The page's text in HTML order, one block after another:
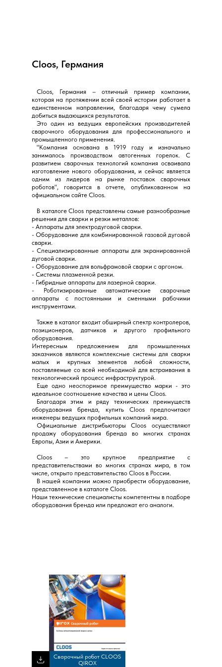
⠀Cloos, Германия – отличный пример компании,
которая на протяжении всей своей истории работает в
единственном направлении, благодаря чему сумела
добиться выдающихся результатов.
⠀Это один из ведущих европейских производителей
сварочного оборудования для профессионального и
промышленного применения.
⠀"Компания основана в 1919 году и изначально
занималось производством автогенных горелок. С
развитием сварочных технологий компания осваивала
изготовление нового оборудования, и сейчас является
одним из лидеров на рынке поставок сварочных
роботов", говорится в отчете, опубликованном на
официальном сайте Cloos.
⠀В каталоге Cloos представлены самые разнообразные
решения для сварки и резки металлов:
- Аппараты для электродуговой сварки.
- Оборудование для комбинированной газовой дуговой
сварки.
- Специализированные аппараты для экранированной
дуговой сварки.
- Оборудование для вольфрамовой сварки с аргоном.
- Системы плазменной резки.
- Гибридные аппараты для лазерной сварки.
- Роботизированные автоматические сварочные
аппараты с постоянными и сменными рабочими
инструментами.
⠀Также в каталог входит обширный спектр контролеров,
позиционеров, датчиков и другого профильного
оборудования.
Интересным предложением для промышленных
заказчиков являются комплексные системы для сварки
малых и крупных элементов любой сложности,
поставляемые со всей необходимой для встраивания в
технологический процесс инфраструктурой.
⠀Еще одно неоспоримое преимущество марки - это
идеальное соотношение качества и цены Cloos.
⠀Благодаря этим и ряду технических преимуществ
оборудования бренда, купить Cloos предпочитают
инженеры ведущих профильных компаний мира.
⠀Официальные дистрибьюторы Cloos осуществляют
продажу оборудования бренда во многих странах
Европы, Азии и Америки.
⠀Cloos – это крупное предприятие с
представительствами во многих странах мира, в том
числе, открыто представительство Cloos в России.
⠀В нашей компании можно приобрести оборудование,
представленное в каталоге Cloos.
Наши технические специалисты компетентны в подборе
оборудования бренда или предложат его аналоги.
Cloos, Германия
Сварочный робот CLOOS
QIROX